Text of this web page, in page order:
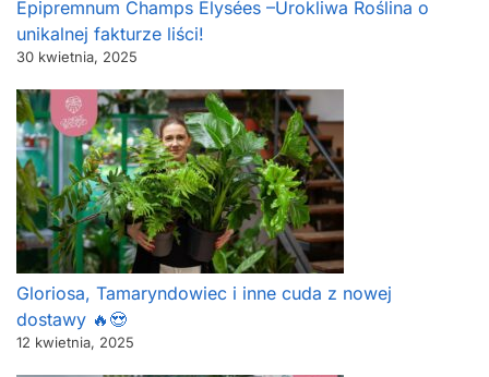
Epipremnum Champs Élysées –Urokliwa Roślina o
unikalnej fakturze liści!
30 kwietnia, 2025
Gloriosa, Tamaryndowiec i inne cuda z nowej
dostawy 🔥😍
12 kwietnia, 2025